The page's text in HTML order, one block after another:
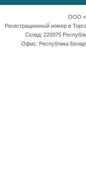
ООО
Регистрационный номер в
Склад: 220075
Офис: Республика